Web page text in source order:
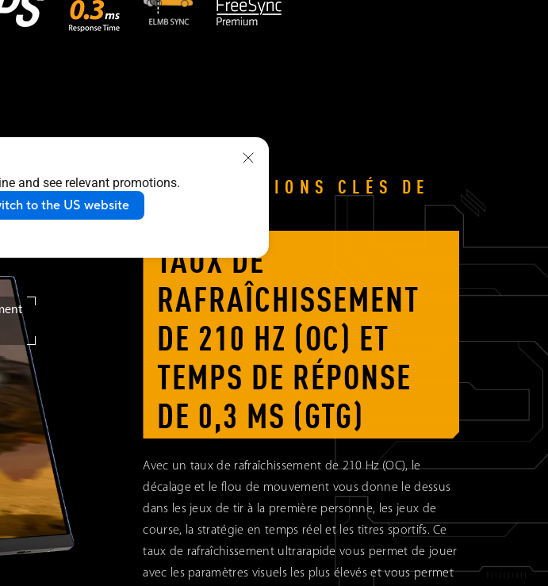
and see relevant promotions.
to the US website
SPÉCIFICATIONS CLÉS DE
JEU
TAUX DE
RAFRAÎCHISSEMENT
DE 210 HZ (OC) ET
TEMPS DE RÉPONSE
DE 0,3 MS (GTG)
Avec un taux de rafraîchissement de 210 Hz (OC), le
décalage et le flou de mouvement vous donne le dessus
dans les jeux de tir à la première personne, les jeux de
course, la stratégie en temps réel et les titres sportifs. Ce
taux de rafraîchissement ultrarapide vous permet de jouer
avec les paramètres visuels les plus élevés et vous permet